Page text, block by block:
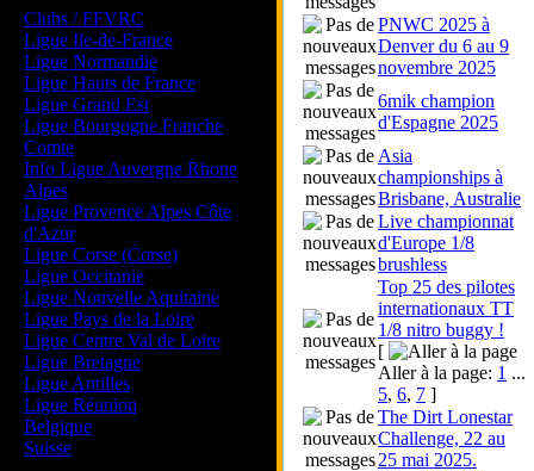
Clubs / FFVRC
Ligue Ile-de-France
Ligue Normandie
Ligue Hauts de France
Ligue Grand Est
Ligue Bourgogne Franche
Comte
Info Ligue Auvergne Rhone
Alpes
Ligue Provence Alpes Côte
d'Azur
Ligue Corse (Corse)
Ligue Occitanie
Ligue Nouvelle Aquitaine
Ligue Pays de la Loire
Ligue Centre Val de Loire
Ligue Bretagne
Ligue Antilles
Ligue Réunion
Belgique
Suisse
PNWC 2025 à
Denver du 6 au 9
novembre 2025
6mik champion
d'Espagne 2025
Asia
championships à
Brisbane, Australie
Live championnat
d'Europe 1/8
brushless
Top 25 des pilotes
internationaux TT
1/8 nitro buggy !
[
Aller à la page: 1 ...
5, 6, 7 ]
The Dirt Lonestar
Challenge, 22 au
25 mai 2025.